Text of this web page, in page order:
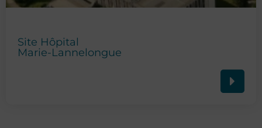
Site Hôpital
Marie-Lannelongue